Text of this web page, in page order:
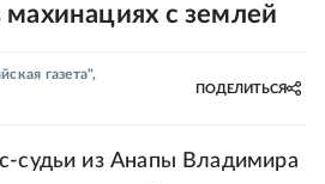
с землей
газета",
ПОДЕЛИТЬСЯ
судьи из Анапы Владимира